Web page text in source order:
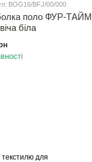
BOG16/BFJ/00/000
поло ФУР-ТАЙМ
біла
текстилю для